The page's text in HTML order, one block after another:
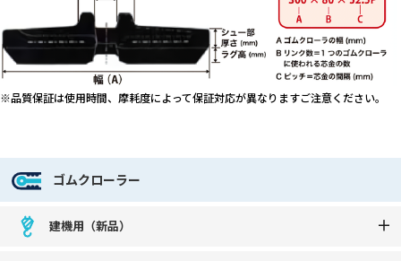
※品質保証は使用時間、摩耗度によって保証対応が異なりますご注意ください。
ゴムクローラー
建機用（新品）